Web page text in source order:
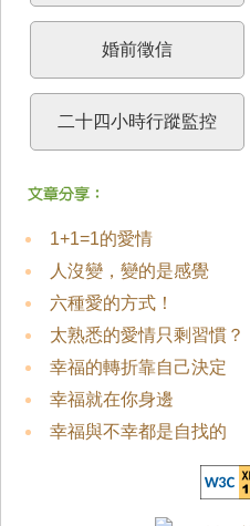
婚前徵信
二十四小時行蹤監控
1+1=1的愛情
人沒變，變的是感覺
六種愛的方式！
太熟悉的愛情只剩習慣？
幸福的轉折靠自己決定
幸福就在你身邊
幸福與不幸都是自找的